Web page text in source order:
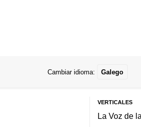
Cambiar idioma: Galego
VERTICALES
La Voz de